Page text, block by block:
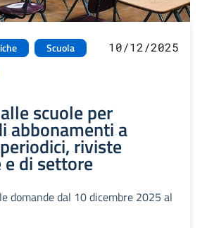
Scuola
10/12/2025
scuole per
abbonamenti a
riviste
di settore
domande dal 10 dicembre 2025 al